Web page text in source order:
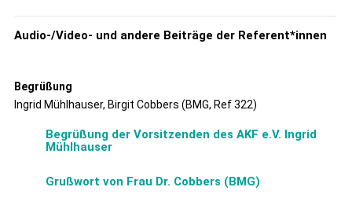
Audio-/Video- und andere Beiträge der Referent*innen
Begrüßung
Ingrid Mühlhauser, Birgit Cobbers (BMG, Ref 322)
Begrüßung der Vorsitzenden des AKF e.V. Ingrid
Mühlhauser
Grußwort von Frau Dr. Cobbers (BMG)